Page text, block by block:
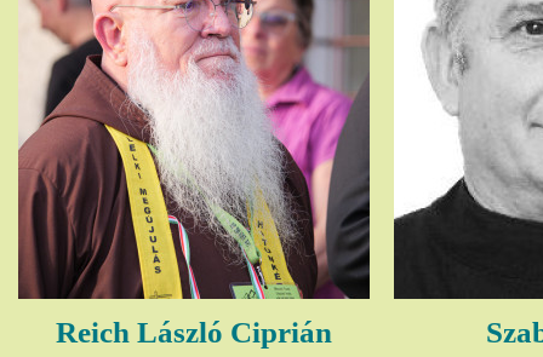
Reich László Ciprián